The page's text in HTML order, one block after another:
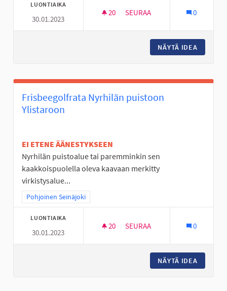
LUONTIAIKA
30.01.2023
20 20 SEURAAJAA
SEURAA 0
NÄYTÄ IDEA
Frisbeegolfrata Nyrhilän puistoon
Ylistaroon
EI ETENE ÄÄNESTYKSEEN
Nyrhilän puistoalue tai paremminkin sen
kaakkoispuolella oleva kaavaan merkitty
virkistysalue...
Rajaa tulokset teeman mukaan: Pohjoinen Seinäjoki
Pohjoinen Seinäjoki
LUONTIAIKA
30.01.2023
20 20 SEURAAJAA
SEURAA 0
NÄYTÄ IDEA